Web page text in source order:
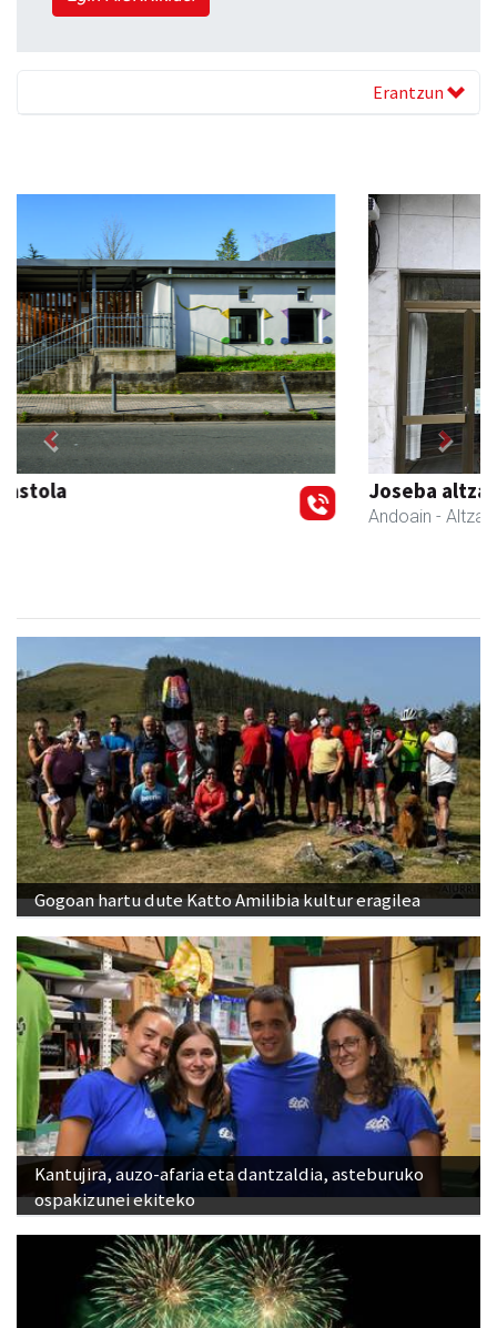
Erantzun
Joseba altzariak
Previous Next
Gogoan hartu dute Katto Amilibia kultur eragilea
Kantujira, auzo-afaria eta dantzaldia, asteburuko
ospakizunei ekiteko